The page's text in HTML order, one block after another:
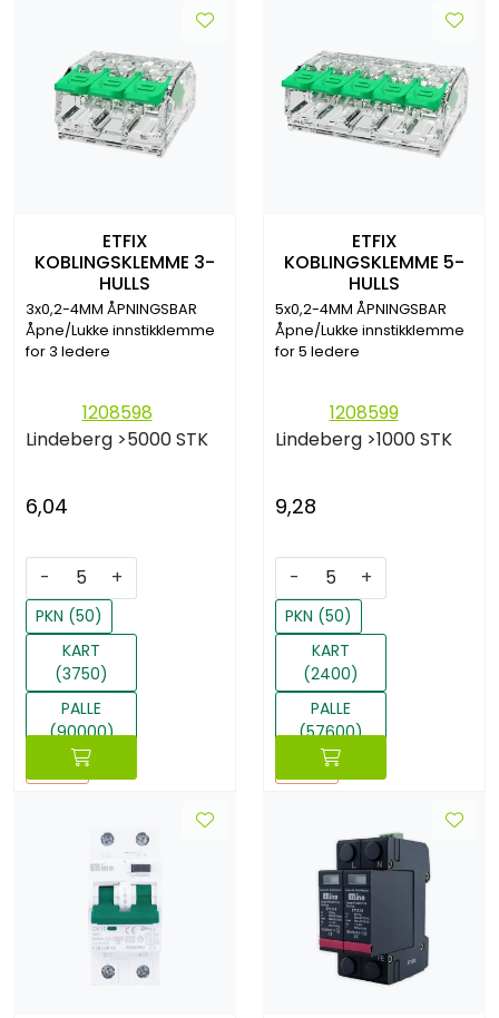
ETFIX
KOBLINGSKLEMME 3-
HULLS
3x0,2-4MM ÅPNINGSBAR
Åpne/Lukke innstikklemme
for 3 ledere
1208598
Lindeberg >5000 STK
6,04
- +
PKN (50)
KART
(3750)
PALLE
(90000)
Reset
ETFIX
KOBLINGSKLEMME 5-
HULLS
5x0,2-4MM ÅPNINGSBAR
Åpne/Lukke innstikklemme
for 5 ledere
1208599
Lindeberg >1000 STK
9,28
- +
PKN (50)
KART
(2400)
PALLE
(57600)
Reset